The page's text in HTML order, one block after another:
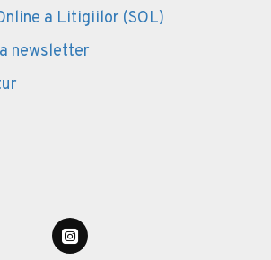
a Litigiilor (SOL)
newsletter